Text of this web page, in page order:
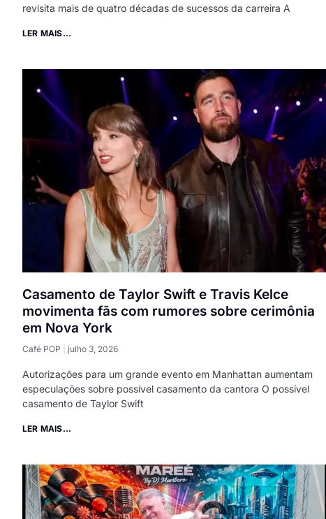
revisita mais de quatro décadas de sucessos da carreira A
LER MAIS...
Casamento de Taylor Swift e Travis Kelce
movimenta fãs com rumores sobre cerimônia
em Nova York
Café POP julho 3, 2026
Autorizações para um grande evento em Manhattan aumentam
especulações sobre possível casamento da cantora O possível
casamento de Taylor Swift
LER MAIS...